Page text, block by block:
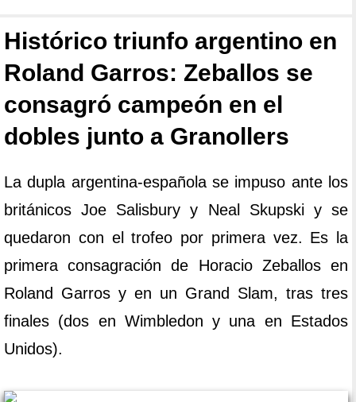
Histórico triunfo argentino en
Roland Garros: Zeballos se
consagró campeón en el
dobles junto a Granollers
La dupla argentina-española se impuso ante los
británicos Joe Salisbury y Neal Skupski y se
quedaron con el trofeo por primera vez. Es la
primera consagración de Horacio Zeballos en
Roland Garros y en un Grand Slam, tras tres
finales (dos en Wimbledon y una en Estados
Unidos).